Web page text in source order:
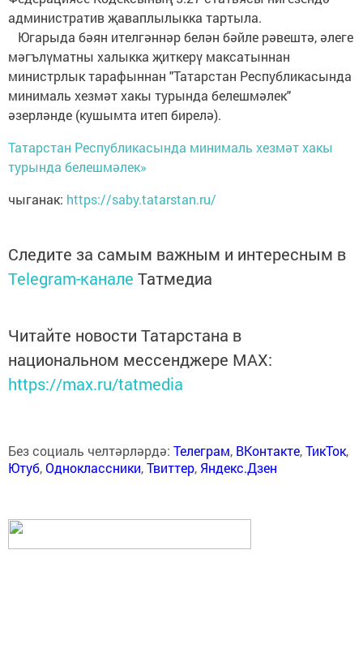
административ җаваплылыкка тартыла.
Югарыда бәян ителгәннәр белән бәйле рәвештә, әлеге
мәгълүматны халыкка җиткерү максатыннан
министрлык тарафыннан "Татарстан Республикасында
минималь хезмәт хакы турында белешмәлек"
әзерләнде (кушымта итеп бирелә).
Татарстан Республикасында минималь хезмәт хакы
турында белешмәлек»
чыганак: https://saby.tatarstan.ru/
Следите за самым важным и интересным в
Telegram-канале Татмедиа
Читайте новости Татарстана в
национальном мессенджере MАХ:
https://max.ru/tatmedia
Без социаль челтәрләрдә: Телеграм, ВКонтакте,ТикТок,
Ютуб,Одноклассники,Твиттер, Яндекс.Дзен